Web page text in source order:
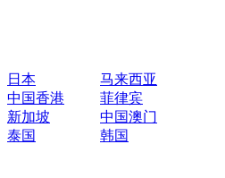
日本
马来西亚
中国香港
菲律宾
新加坡
中国澳门
泰国
韩国